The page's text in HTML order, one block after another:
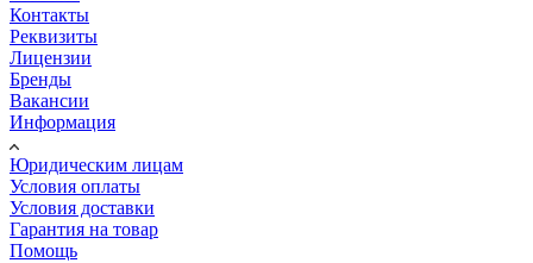
Контакты
Реквизиты
Лицензии
Бренды
Вакансии
Информация
Юридическим лицам
Условия оплаты
Условия доставки
Гарантия на товар
Помощь